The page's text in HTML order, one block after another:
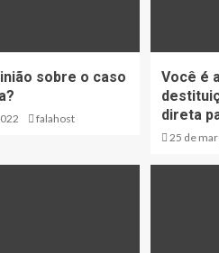
sobre o caso
falahost
Você é
direta
25 de